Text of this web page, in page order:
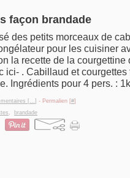
façon brandade
des petits morceaux de
pour les cuisiner
la recette de la courgettine
ici- . Cabillaud et courgettes
e. Ingrédients pour 4 pers. :
[ …] - Permalien [#]
, brandade